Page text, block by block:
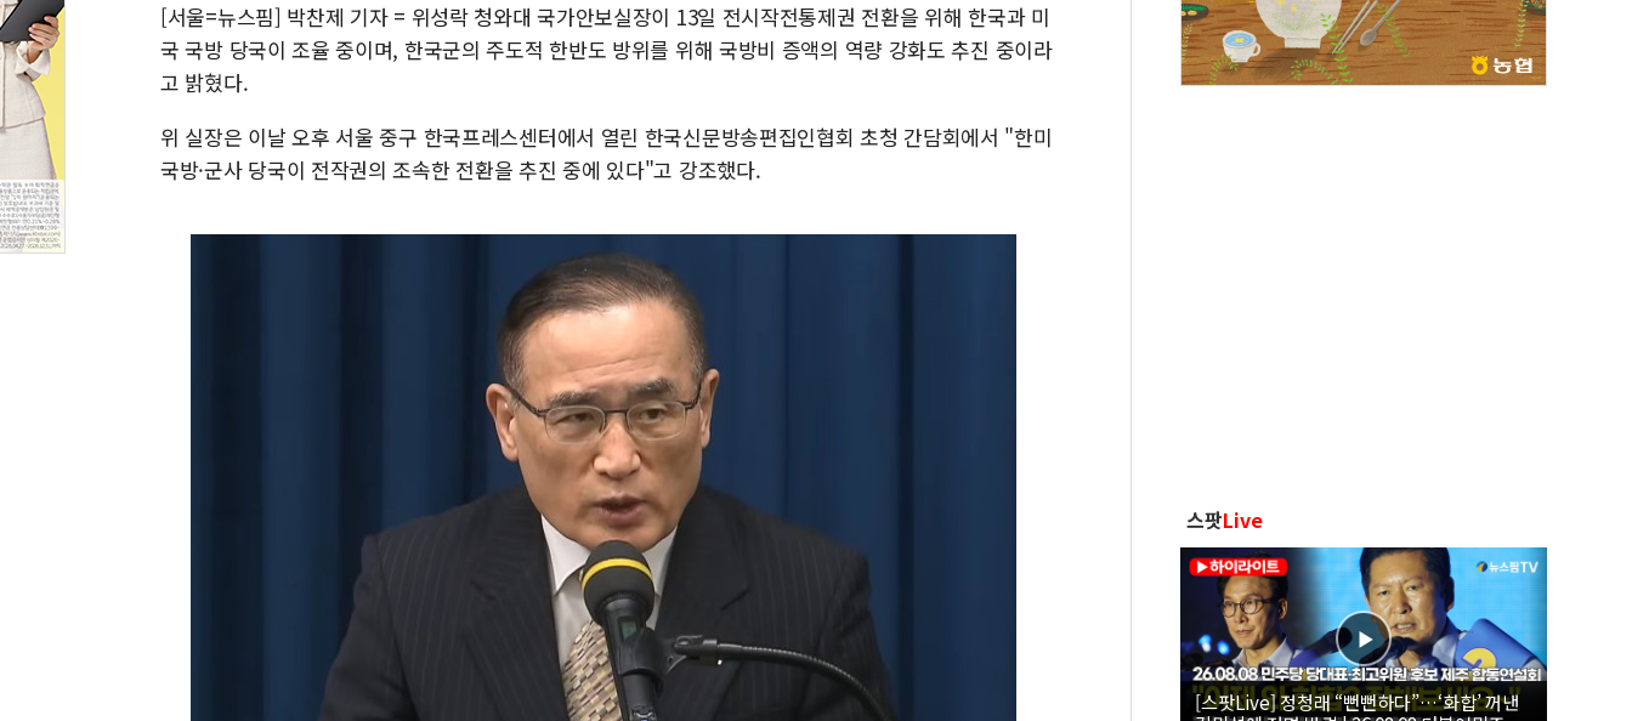
[서울=뉴스핌] 박찬제 기자 = 위성락 청와대 국가안보실장이 13일 전시작전통제권 전환을 위해 한국과 미
국 국방 당국이 조율 중이며, 한국군의 주도적 한반도 방위를 위해 국방비 증액의 역량 강화도 추진 중이라
고 밝혔다.
위 실장은 이날 오후 서울 중구 한국프레스센터에서 열린 한국신문방송편집인협회 초청 간담회에서 "한미
국방·군사 당국이 전작권의 조속한 전환을 추진 중에 있다"고 강조했다.
스팟Live
[스팟Live] 정청래 “뻔뻔하다”…‘화합’ 꺼낸